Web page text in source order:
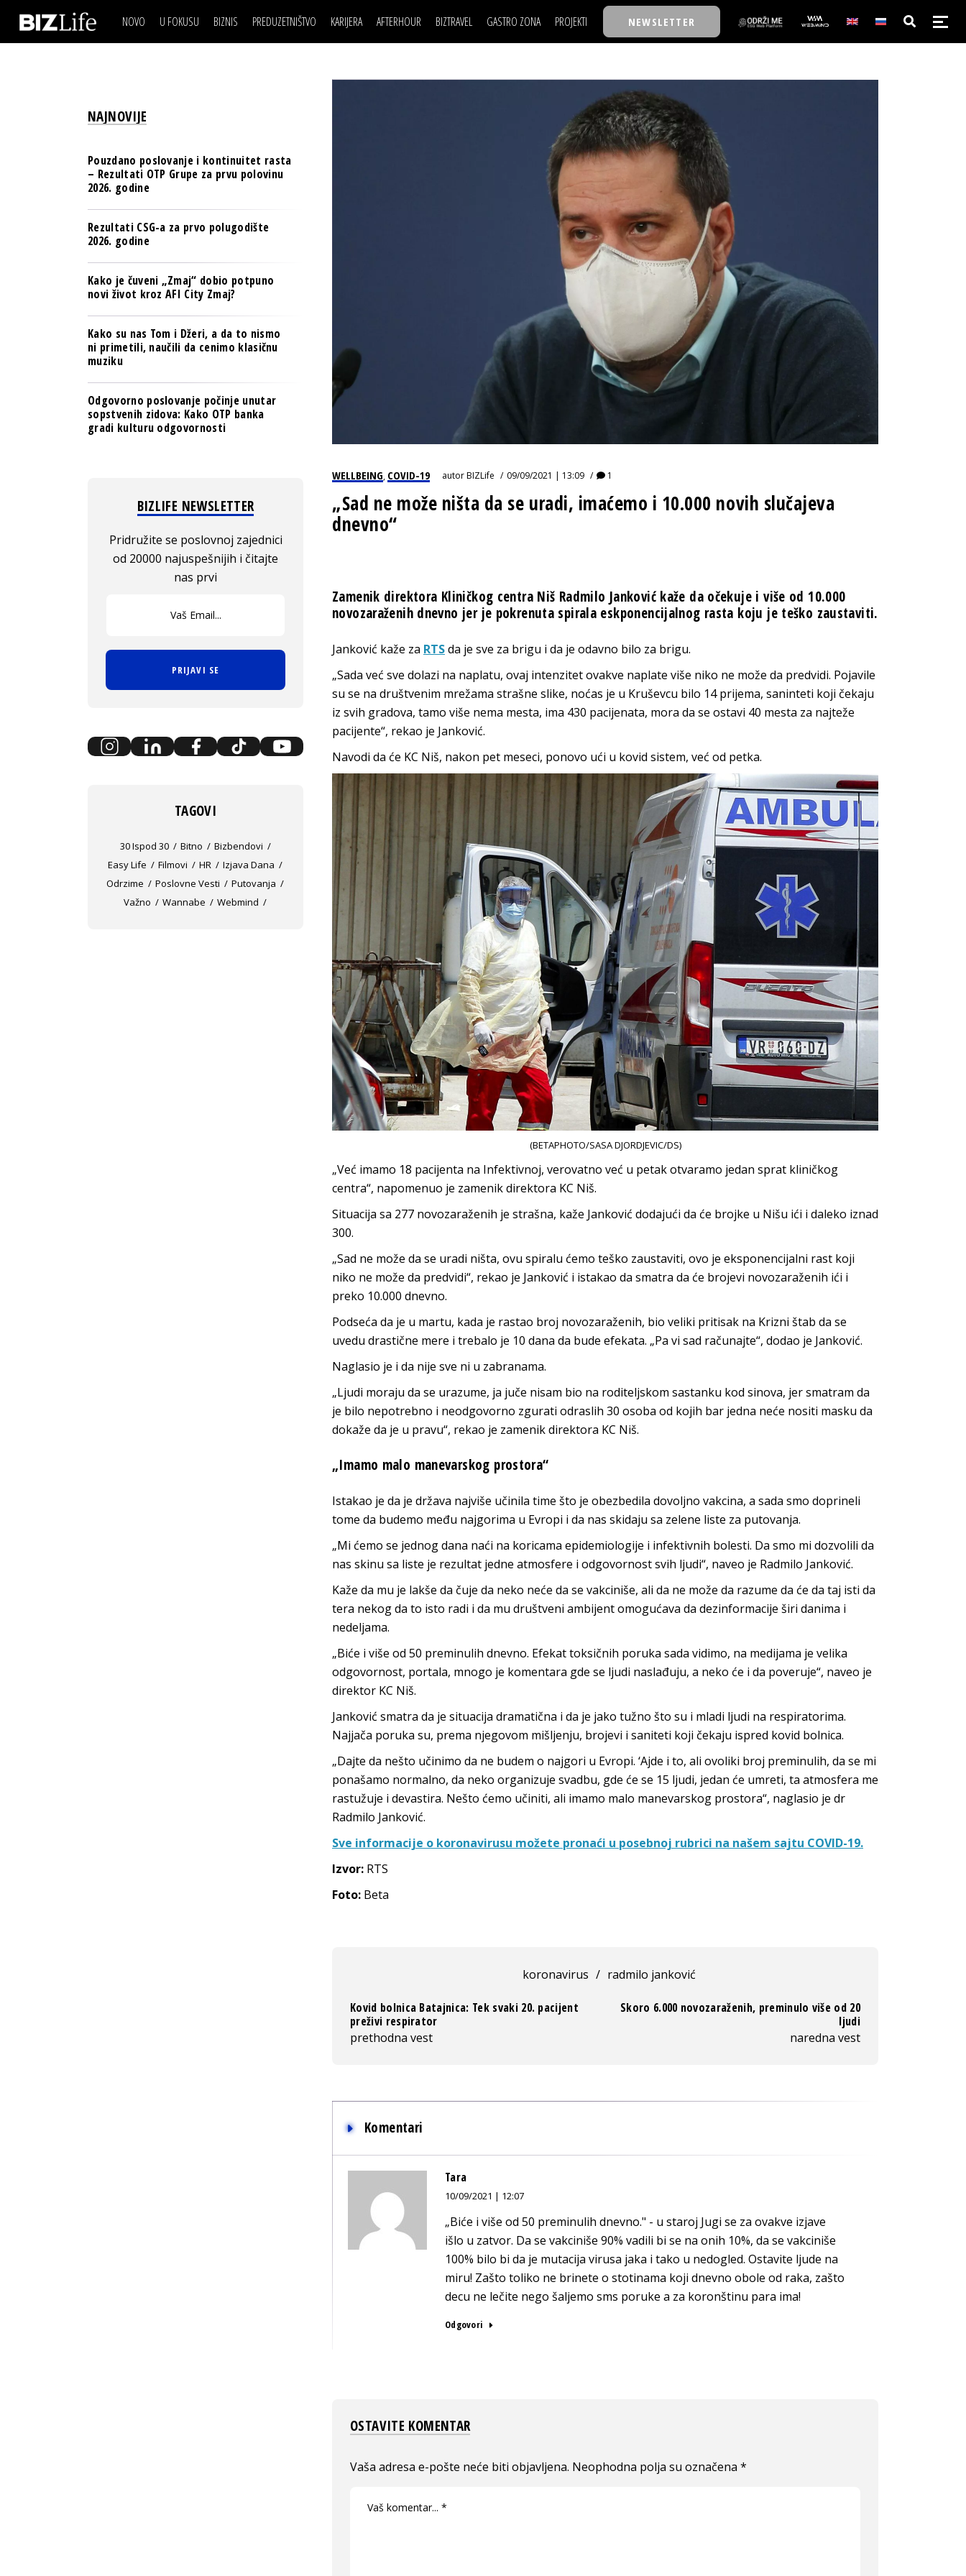
NOVO U FOKUSU BIZNIS
BANKE
TECH I AI
PULS REGIONA
NOVO NA RAFU
PREDUZETNIŠTVO KARIJERA AFTERHOUR BIZTRAVEL GASTRO ZONA PROJEKTI
TASTY TALKS
30 ISPOD 30
BACK TO OFFICE/SCHOOL
BIZBENDOVI
BIZKOLEGIJUM
BMW BIZNIS LIGA
BIZLIFE WEEK
IZJAVA GODINE
NEWSLETTER
IZJAVA DANABIZNIS SCENA
BREND I KOMUNIKACIJE
OSIGURANJE
TECH I AI
PULS REGIONA
POSAO
MOJ UGAO
FILM I SCENA
AUTO SVET
NAJKOLEGA
30 ISPOD 30
BACK TO OFFICE/SCHOOL
BIZBENDOVI
BIZKOLEGIJUM
BMW BIZNIS LIGA
BIZLIFE WEEK
IZJAVA GODINE
WELLBEING, COVID-19 autorBIZLife 09/09/2021 | 13:09 1
„Sad ne može ništa da se uradi, imaćemo i 10.000 novih slučajeva
dnevno“
Zamenik direktora Kliničkog centra Niš Radmilo Janković kaže da očekuje i više od 10.000
novozaraženih dnevno jer je pokrenuta spirala eskponencijalnog rasta koju je teško zaustaviti.
Janković kaže za RTSda je sve za brigu i da je odavno bilo za brigu.
„Sada već sve dolazi na naplatu, ovaj intenzitet ovakve naplate više niko ne može da predvidi. Pojavile
su se na društvenim mrežama strašne slike, noćas je u Kruševcu bilo 14 prijema, saninteti koji čekaju
iz svih gradova, tamo više nema mesta, ima 430 pacijenata, mora da se ostavi 40 mesta za najteže
pacijente“, rekao je Janković.
Navodi da će KC Niš, nakon pet meseci, ponovo ući u kovid sistem, već od petka.
(BETAPHOTO/SASA DJORDJEVIC/DS)
„Već imamo 18 pacijenta na Infektivnoj, verovatno već u petak otvaramo jedan sprat kliničkog
centra“, napomenuo je zamenik direktora KC Niš.
Situacija sa 277 novozaraženih je strašna, kaže Janković dodajući da će brojke u Nišu ići i daleko iznad
300.
„Sad ne može da se uradi ništa, ovu spiralu ćemo teško zaustaviti, ovo je eksponencijalni rast koji
niko ne može da predvidi“, rekao je Janković i istakao da smatra da će brojevi novozaraženih ići i
preko 10.000 dnevno.
Podseća da je u martu, kada je rastao broj novozaraženih, bio veliki pritisak na Krizni štab da se
uvedu drastične mere i trebalo je 10 dana da bude efekata. „Pa vi sad računajte“, dodao je Janković.
Naglasio je i da nije sve ni u zabranama.
„Ljudi moraju da se urazume, ja juče nisam bio na roditeljskom sastanku kod sinova, jer smatram da
je bilo nepotrebno i neodgovorno zgurati odraslih 30 osoba od kojih bar jedna neće nositi masku da
dokaže da je u pravu“, rekao je zamenik direktora KC Niš.
„Imamo malo manevarskog prostora“
Istakao je da je država najviše učinila time što je obezbedila dovoljno vakcina, a sada smo doprineli
tome da budemo među najgorima u Evropi i da nas skidaju sa zelene liste za putovanja.
„Mi ćemo se jednog dana naći na koricama epidemiologije i infektivnih bolesti. Da smo mi dozvolili da
nas skinu sa liste je rezultat jedne atmosfere i odgovornost svih ljudi“, naveo je Radmilo Janković.
Kaže da mu je lakše da čuje da neko neće da se vakciniše, ali da ne može da razume da će da taj isti da
tera nekog da to isto radi i da mu društveni ambijent omogućava da dezinformacije širi danima i
nedeljama.
„Biće i više od 50 preminulih dnevno. Efekat toksičnih poruka sada vidimo, na medijama je velika
odgovornost, portala, mnogo je komentara gde se ljudi naslađuju, a neko će i da poveruje“, naveo je
direktor KC Niš.
Janković smatra da je situacija dramatična i da je jako tužno što su i mladi ljudi na respiratorima.
Najjača poruka su, prema njegovom mišljenju, brojevi i saniteti koji čekaju ispred kovid bolnica.
„Dajte da nešto učinimo da ne budem o najgori u Evropi. ‘Ajde i to, ali ovoliki broj preminulih, da se mi
ponašamo normalno, da neko organizuje svadbu, gde će se 15 ljudi, jedan će umreti, ta atmosfera me
rastužuje i devastira. Nešto ćemo učiniti, ali imamo malo manevarskog prostora“, naglasio je dr
Radmilo Janković.
Sve informacije o koronavirusu možete pronaći u posebnoj rubrici na našem sajtu COVID-19.
Izvor: RTS
Foto: Beta
koronavirus / radmilo janković
Kovid bolnica Batajnica: Tek svaki 20. pacijent
preživi respirator
prethodna vest
Skoro 6.000 novozaraženih, preminulo više od 20
ljudi
naredna vest
Komentari
Tara
10/09/2021 | 12:07
„Biće i više od 50 preminulih dnevno." - u staroj Jugi se za ovakve izjave
išlo u zatvor. Da se vakciniše 90% vadili bi se na onih 10%, da se vakciniše
100% bilo bi da je mutacija virusa jaka i tako u nedogled. Ostavite ljude na
miru! Zašto toliko ne brinete o stotinama koji dnevno obole od raka, zašto
decu ne lečite nego šaljemo sms poruke a za koronštinu para ima!
Odgovori
OSTAVITE KOMENTAR
Vaša adresa e-pošte neće biti objavljena. Neophodna polja su označena *
NAJNOVIJE
Pouzdano poslovanje i kontinuitet rasta
– Rezultati OTP Grupe za prvu polovinu
2026. godine
Rezultati CSG-a za prvo polugodište
2026. godine
Kako je čuveni „Zmaj“ dobio potpuno
novi život kroz AFI City Zmaj?
Kako su nas Tom i Džeri, a da to nismo
ni primetili, naučili da cenimo klasičnu
muziku
Odgovorno poslovanje počinje unutar
sopstvenih zidova: Kako OTP banka
gradi kulturu odgovornosti
BIZLIFE NEWSLETTER
Pridružite se poslovnoj zajednici
od 20000 najuspešnijih i čitajte
nas prvi
PRIJAVI SE
TAGOVI
30 Ispod 30 Bitno
Bizbendovi
Easy Life
Filmovi HR
Izjava Dana
Odrzime
Poslovne Vesti
Putovanja
Važno
Wannabe Webmind